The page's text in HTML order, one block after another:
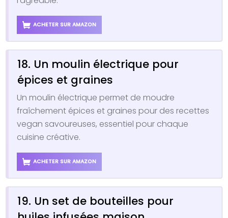
ACHETER SUR AMAZON
18. Un moulin électrique pour
épices et graines
Un moulin électrique permet de moudre
fraîchement épices et graines pour des recettes
vegan savoureuses, essentiel pour chaque
cuisine créative.
ACHETER SUR AMAZON
19. Un set de bouteilles pour